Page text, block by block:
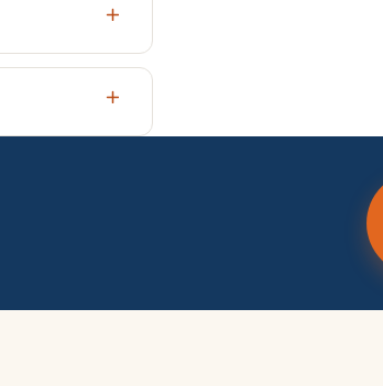
donc parmi les
et à la
et dans le